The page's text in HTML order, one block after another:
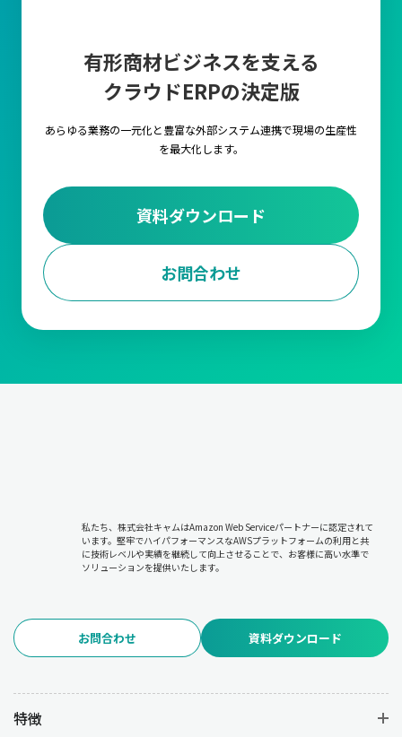
有形商材ビジネスを支える
クラウドERPの決定版
あらゆる業務の一元化と豊富な外部システム連携で現場の生産性
を最大化します。
資料ダウンロード
お問合わせ
私たち、株式会社キャムはAmazon Web Serviceパートナーに認定されて
います。堅牢でハイパフォーマンスなAWSプラットフォームの利用と共
に技術レベルや実績を継続して向上させることで、お客様に高い水準で
ソリューションを提供いたします。
お問合わせ 資料ダウンロード
特徴